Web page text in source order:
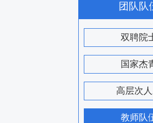
团队队
双聘院
国家杰
高层次
教师队